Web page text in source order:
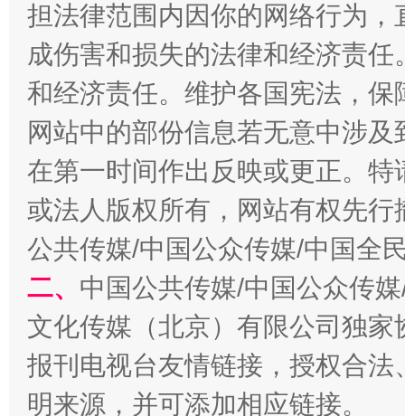
习近平的博鳌关键词
魏明亮
“刷贴”乱象丛生
生
担法律范围内因你的网络行为
成伤害和损失的法律和经济责
和经济责任。维护各国宪法，
网站中的部份信息若无意中涉
在第一时间作出反映或更正。
或法人版权所有，网站有权先
公共传媒/中国公众传媒/中国全
二、 中国公共传媒/中国公众传
文化传媒（北京）有限公司独
报刊电视台友情链接，授权合
明来源，并可添加相应链接。